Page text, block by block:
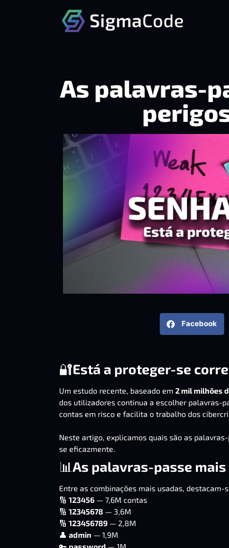
As palavras-
Facebook
🔐Está a proteger-se
Um estudo recente, baseado em 2 mil milhões
dos utilizadores continua a escolher palavras-
contas em risco e facilita o trabalho dos
Neste artigo, explicamos quais são as
se eficazmente.
📊As palavras-passe
Entre as combinações mais usadas, destacam-
🔢 123456 — 7,6M contas
🔢 12345678 — 3,6M
🔢 123456789 — 2,8M
👤 admin — 1,9M